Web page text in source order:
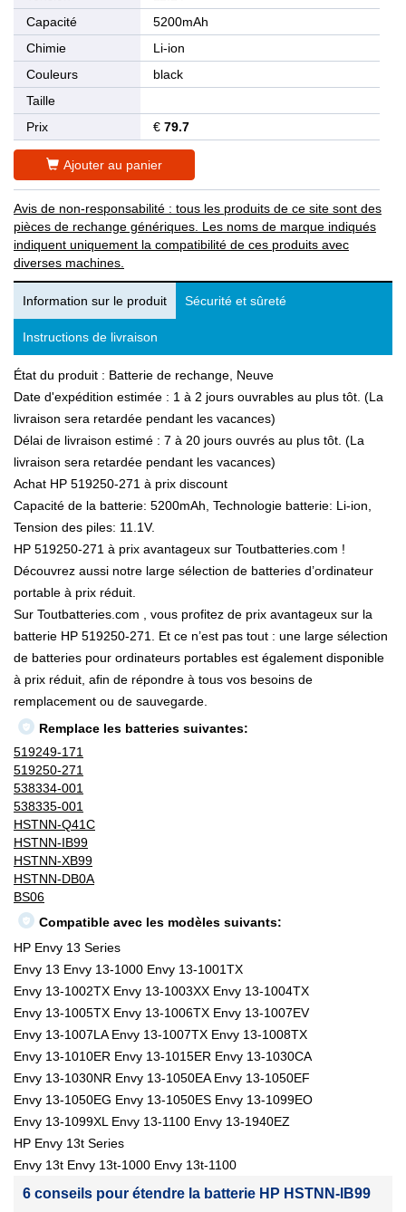
Capacité
5200mAh
Chimie
Li-ion
Couleurs
black
Taille
Prix
€ 79.7
Ajouter au panier
Avis de non-responsabilité : tous les produits de ce site sont des
pièces de rechange génériques. Les noms de marque indiqués
indiquent uniquement la compatibilité de ces produits avec
diverses machines.
Information sur le produit Sécurité et sûreté
Instructions de livraison
État du produit : Batterie de rechange, Neuve
Date d'expédition estimée : 1 à 2 jours ouvrables au plus tôt. (La
livraison sera retardée pendant les vacances)
Délai de livraison estimé : 7 à 20 jours ouvrés au plus tôt. (La
livraison sera retardée pendant les vacances)
Achat HP 519250-271 à prix discount
Capacité de la batterie: 5200mAh, Technologie batterie: Li-ion,
Tension des piles: 11.1V.
HP 519250-271 à prix avantageux sur Toutbatteries.com !
Découvrez aussi notre large sélection de batteries d’ordinateur
portable à prix réduit.
Sur Toutbatteries.com , vous profitez de prix avantageux sur la
batterie HP 519250-271. Et ce n’est pas tout : une large sélection
de batteries pour ordinateurs portables est également disponible
à prix réduit, afin de répondre à tous vos besoins de
remplacement ou de sauvegarde.
Remplace les batteries suivantes:
519249-171
519250-271
538334-001
538335-001
HSTNN-Q41C
HSTNN-IB99
HSTNN-XB99
HSTNN-DB0A
BS06
Compatible avec les modèles suivants:
HP Envy 13 Series
Envy 13 Envy 13-1000 Envy 13-1001TX
Envy 13-1002TX Envy 13-1003XX Envy 13-1004TX
Envy 13-1005TX Envy 13-1006TX Envy 13-1007EV
Envy 13-1007LA Envy 13-1007TX Envy 13-1008TX
Envy 13-1010ER Envy 13-1015ER Envy 13-1030CA
Envy 13-1030NR Envy 13-1050EA Envy 13-1050EF
Envy 13-1050EG Envy 13-1050ES Envy 13-1099EO
Envy 13-1099XL Envy 13-1100 Envy 13-1940EZ
HP Envy 13t Series
Envy 13t Envy 13t-1000 Envy 13t-1100
6 conseils pour étendre la batterie HP HSTNN-IB99